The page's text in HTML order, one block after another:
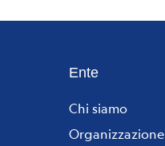
Footer
menu
Ente
Chi siamo
Organizzazione